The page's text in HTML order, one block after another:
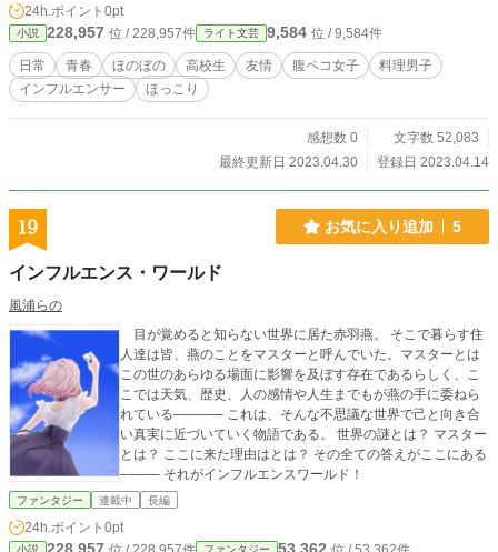
24h.ポイント 0pt
小説 228,957 位 / 228,957件 ライト文芸 9,584 位 / 9,584件
日常 青春 ほのぼの 高校生 友情 腹ペコ女子
料理男子
インフルエンサー
ほっこり
感想数 0
文字数 52,083
最終更新日 2023.04.30
登録日 2023.04.14
19 お気に入り追加 5
インフルエンス・ワールド
風浦らの
目が覚めると知らない世界に居た赤羽燕。 そこで暮らす住
人達は皆、燕のことをマスターと呼んでいた。マスターとは
この世のあらゆる場面に影響を及ぼす存在であるらしく、こ
こでは天気、歴史、人の感情や人生までもが燕の手に委ねら
れている───── これは、そんな不思議な世界で己と向き合
い真実に近づいていく物語である。 世界の謎とは？ マスター
とは？ ここに来た理由はとは？ その全ての答えがここにある
──── それがインフルエンスワールド！
ファンタジー 連載中 長編
24h.ポイント 0pt
小説 ファンタジー